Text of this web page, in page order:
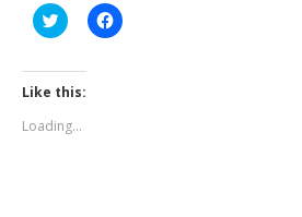
Click
to
Twitter
(Opens
in
window)
Click
to
Like this:
Loading...